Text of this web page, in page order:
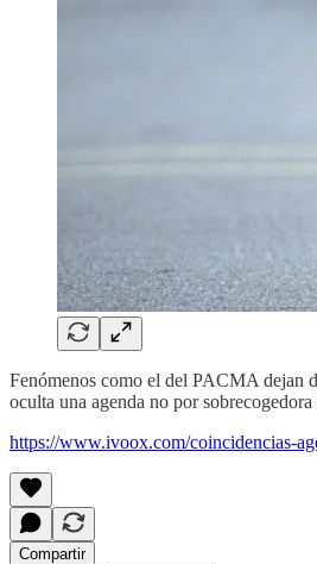
Fenómenos como el del PACMA dejan
oculta una agenda no por
https://www.ivoox.com/coincidencias-
Compartir